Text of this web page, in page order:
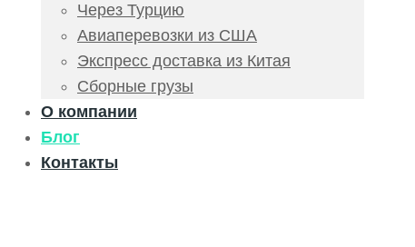
Через Турцию
Авиаперевозки из США
Экспресс доставка из Китая
Сборные грузы
О компании
Блог
Контакты